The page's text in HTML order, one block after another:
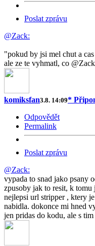
Poslat zprávu
@Zack:
"pokud by jsi mel chut a
ale ze te vyhmatl, co
komiksfan3.8. 14:09*
Odpovědět
Permalink
Poslat zprávu
@Zack:
vypada to snad jako psany
zpusoby jak to resit, k
nejlepsi url stripper , ktery
nabidla. dokonce mi hned
jen pridas do kodu, ale s